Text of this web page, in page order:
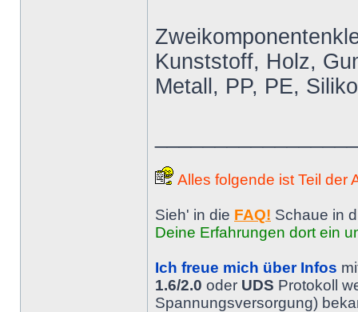
Kunststoff, Holz,
Metall, PP, PE,
Alles folgende ist Teil der
Sieh' in die FAQ! Schaue in
Deine Erfahrungen dort ein
Ich freue mich über Infos
1.6/2.0 oder UDS Protokoll
Spannungsversorgung)